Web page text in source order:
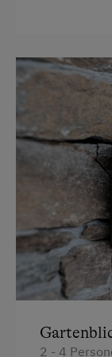
Doccia
forno
WC
2 - 4